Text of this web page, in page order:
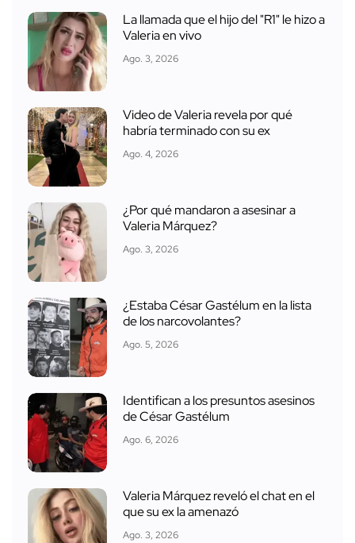
La llamada que el hijo del "R1" le hizo a
Valeria en vivo
Ago. 3, 2026
Video de Valeria revela por qué
habría terminado con su ex
Ago. 4, 2026
¿Por qué mandaron a asesinar a
Valeria Márquez?
Ago. 3, 2026
¿Estaba César Gastélum en la lista
de los narcovolantes?
Ago. 5, 2026
Identifican a los presuntos asesinos
de César Gastélum
Ago. 6, 2026
Valeria Márquez reveló el chat en el
que su ex la amenazó
Ago. 3, 2026